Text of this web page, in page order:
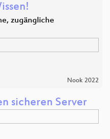
zugängliche
Nook 2022
sicheren Server